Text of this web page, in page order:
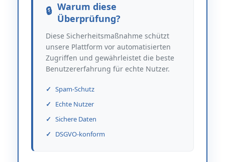
Warum diese
Überprüfung?
Diese Sicherheitsmaßnahme schützt
unsere Plattform vor automatisierten
Zugriffen und gewährleistet die beste
Benutzererfahrung für echte Nutzer.
Spam-Schutz
Echte Nutzer
Sichere Daten
DSGVO-konform